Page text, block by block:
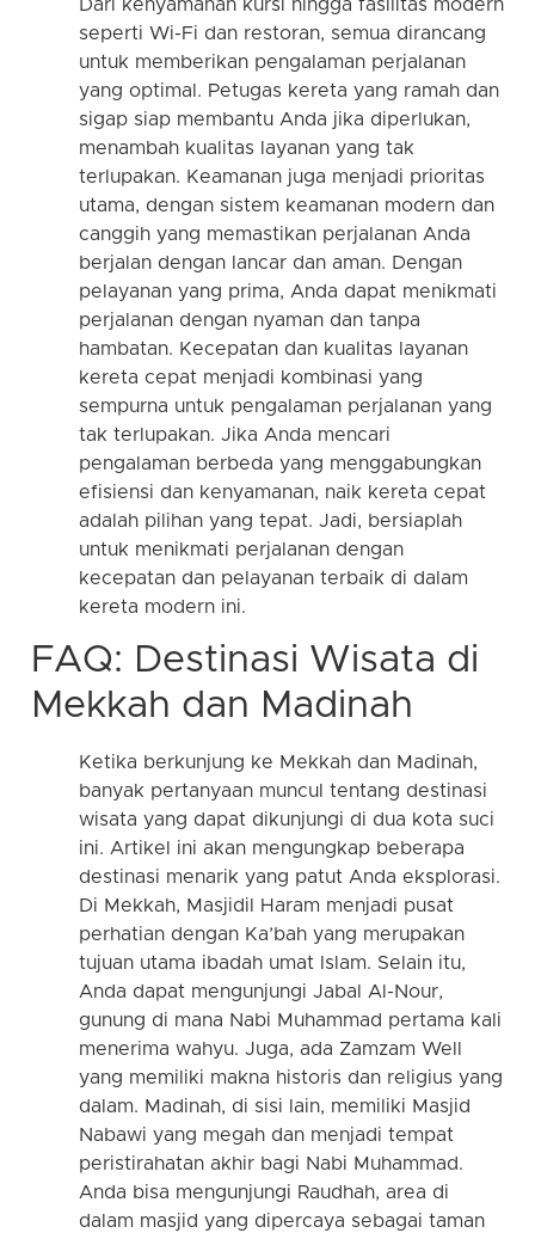
Dari kenyamanan kursi hingga fasilitas modern
seperti Wi-Fi dan restoran, semua dirancang
untuk memberikan pengalaman perjalanan
yang optimal. Petugas kereta yang ramah dan
sigap siap membantu Anda jika diperlukan,
menambah kualitas layanan yang tak
terlupakan. Keamanan juga menjadi prioritas
utama, dengan sistem keamanan modern dan
canggih yang memastikan perjalanan Anda
berjalan dengan lancar dan aman. Dengan
pelayanan yang prima, Anda dapat menikmati
perjalanan dengan nyaman dan tanpa
hambatan. Kecepatan dan kualitas layanan
kereta cepat menjadi kombinasi yang
sempurna untuk pengalaman perjalanan yang
tak terlupakan. Jika Anda mencari
pengalaman berbeda yang menggabungkan
efisiensi dan kenyamanan, naik kereta cepat
adalah pilihan yang tepat. Jadi, bersiaplah
untuk menikmati perjalanan dengan
kecepatan dan pelayanan terbaik di dalam
kereta modern ini.
FAQ: Destinasi Wisata di
Mekkah dan Madinah
Ketika berkunjung ke Mekkah dan Madinah,
banyak pertanyaan muncul tentang destinasi
wisata yang dapat dikunjungi di dua kota suci
ini. Artikel ini akan mengungkap beberapa
destinasi menarik yang patut Anda eksplorasi.
Di Mekkah, Masjidil Haram menjadi pusat
perhatian dengan Ka’bah yang merupakan
tujuan utama ibadah umat Islam. Selain itu,
Anda dapat mengunjungi Jabal Al-Nour,
gunung di mana Nabi Muhammad pertama kali
menerima wahyu. Juga, ada Zamzam Well
yang memiliki makna historis dan religius yang
dalam. Madinah, di sisi lain, memiliki Masjid
Nabawi yang megah dan menjadi tempat
peristirahatan akhir bagi Nabi Muhammad.
Anda bisa mengunjungi Raudhah, area di
dalam masjid yang dipercaya sebagai taman